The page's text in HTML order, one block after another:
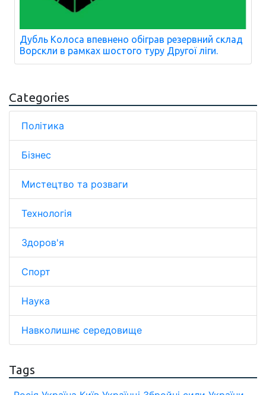
Дубль Колоса впевнено обіграв резервний склад
Ворскли в рамках шостого туру Другої ліги.
Categories
Політика
Бізнес
Мистецтво та розваги
Технологія
Здоров'я
Спорт
Наука
Навколишнє середовище
Tags